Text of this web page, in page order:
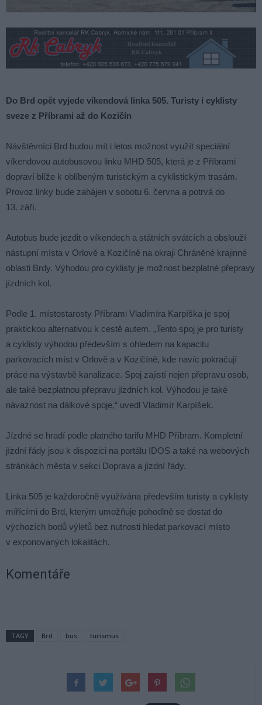
Do Brd opět vyjede víkendová linka 505. Turisty i cyklisty
sveze z Příbrami až do Kozičín
Návštěvníci Brd budou mít i letos možnost využít speciální
víkendovou autobusovou linku MHD 505, která je z Příbrami
dopraví blíže k oblíbeným turistickým a cyklistickým trasám.
Provoz linky bude zahájen v sobotu 6. června a potrvá do
13. září.
Autobus bude jezdit o víkendech a státních svátcích a obslouží
nástupní místa v Orlově a Kozičíně na okraji Chráněné krajinné
oblasti Brdy. Výhodou pro cyklisty je možnost bezplatné přepravy
jízdních kol.
Podle 1. místostarosty Příbrami Vladimíra Karpíška je spoj
praktickou alternativou k cestě autem. „Tento spoj je pro turisty
a cyklisty výhodou především s ohledem na kapacitu
parkovacích míst v Orlově a v Kozičíně, kde navíc pokračují
práce na výstavbě kanalizace. Spoj zajistí nejen přepravu osob,
ale také bezplatnou přepravu jízdních kol. Výhodou je také
návaznost na dálkové spoje,“ uvedl Vladimír Karpíšek.
Jízdné se hradí podle platného tarifu MHD Příbram. Kompletní
jízdní řády jsou k dispozici na portálu IDOS a také na webových
stránkách města v sekci Doprava a jízdní řády.
Linka 505 je každoročně využívána především turisty a cyklisty
mířícími do Brd, kterým umožňuje pohodlně se dostat do
výchozích bodů výletů bez nutnosti hledat parkovací místo
v exponovaných lokalitách.
Komentáře
TAGY Brd bus turismus